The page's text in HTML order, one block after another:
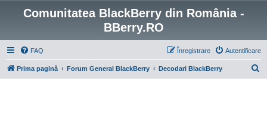
Comunitatea BlackBerry din România -
BBerry.RO
FAQ Autentificare
Înregistrare
Prima pagină Forum General BlackBerry Decodari BlackBerry